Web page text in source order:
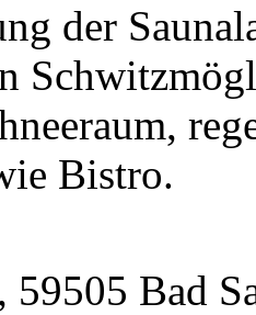
der
Bistro.
59505 Bad